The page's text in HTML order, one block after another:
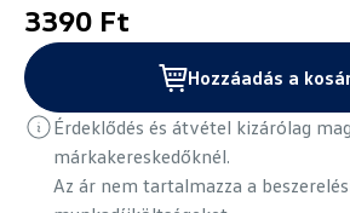
3390 Ft
Hozzáadás a
Érdeklődés és átvétel kizárólag
márkakereskedőknél.
Az ár nem tartalmazza a